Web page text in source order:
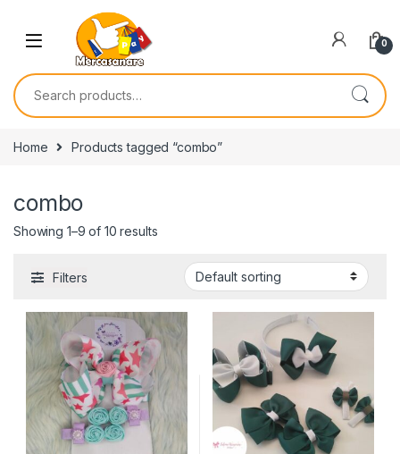
Skip to navigation
0
Search for:
Home Products tagged “combo”
combo
Showing 1–9 of 10 results
Filters